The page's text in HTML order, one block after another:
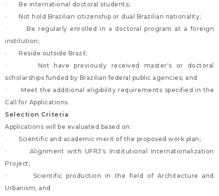
· Be international doctoral students;
· Not hold Brazilian citizenship or dual Brazilian nationality;
· Be regularly enrolled in a doctoral program at a foreign
institution;
· Reside outside Brazil;
· Not have previously received master's or doctoral
scholarships funded by Brazilian federal public agencies; and
· Meet the additional eligibility requirements specified in the
Call for Applications.
Selection Criteria
Applications will be evaluated based on:
· Scientific and academic merit of the proposed work plan;
· Alignment with UFRJ's Institutional Internationalization
Project;
· Scientific production in the field of Architecture and
Urbanism; and